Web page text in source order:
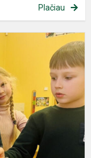
Plačiau